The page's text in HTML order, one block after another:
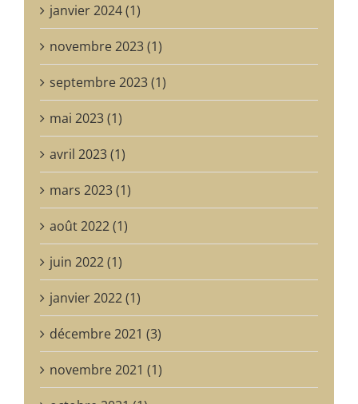
janvier 2024 (1)
novembre 2023 (1)
septembre 2023 (1)
mai 2023 (1)
avril 2023 (1)
mars 2023 (1)
août 2022 (1)
juin 2022 (1)
janvier 2022 (1)
décembre 2021 (3)
novembre 2021 (1)